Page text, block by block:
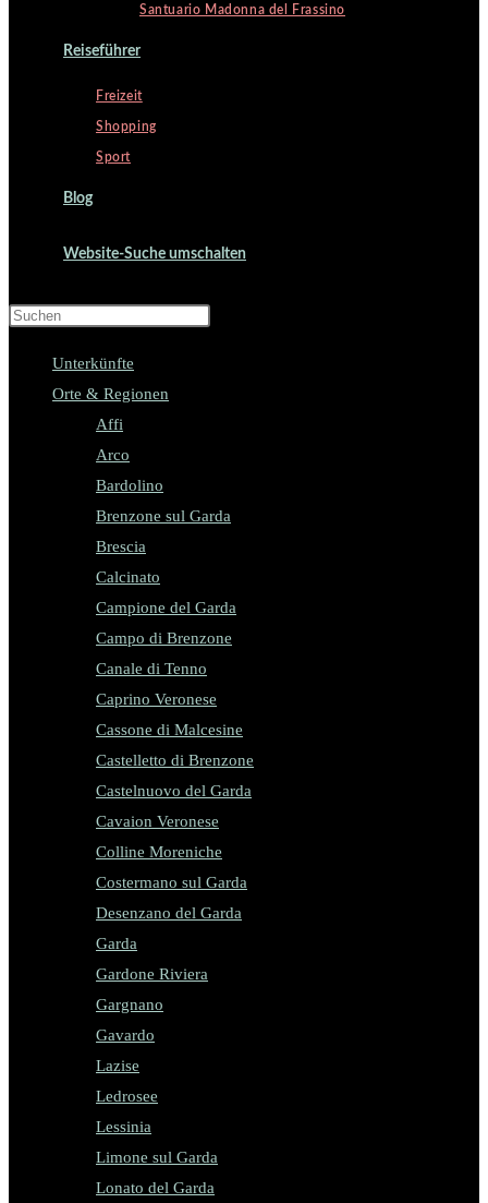
Santuario Madonna del Frassino
Reiseführer
Freizeit
Shopping
Sport
Blog
Website-Suche umschalten
Unterkünfte
Orte & Regionen
Affi
Arco
Bardolino
Brenzone sul Garda
Brescia
Calcinato
Campione del Garda
Campo di Brenzone
Canale di Tenno
Caprino Veronese
Cassone di Malcesine
Castelletto di Brenzone
Castelnuovo del Garda
Cavaion Veronese
Colline Moreniche
Costermano sul Garda
Desenzano del Garda
Garda
Gardone Riviera
Gargnano
Gavardo
Lazise
Ledrosee
Lessinia
Limone sul Garda
Lonato del Garda